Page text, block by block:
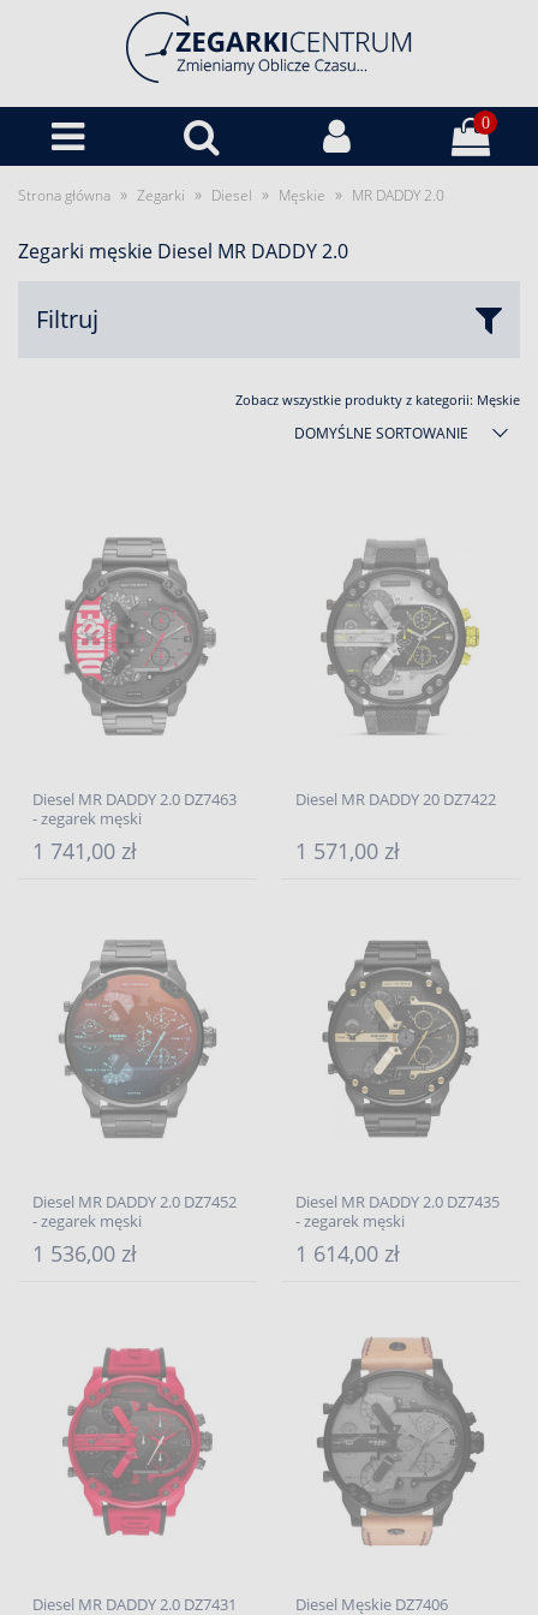
0
Strona główna » Zegarki » Diesel » Męskie » MR DADDY 2.0
Zegarki męskie Diesel MR DADDY 2.0
Filtruj
Zobacz wszystkie produkty z kategorii: Męskie
DOMYŚLNE SORTOWANIE
Diesel MR DADDY 2.0 DZ7463
- zegarek męski
1 741,00 zł
Diesel MR DADDY 20 DZ7422
1 571,00 zł
Diesel MR DADDY 2.0 DZ7452
- zegarek męski
1 536,00 zł
Diesel MR DADDY 2.0 DZ7435
- zegarek męski
1 614,00 zł
Diesel MR DADDY 2.0 DZ7431
Diesel Męskie DZ7406